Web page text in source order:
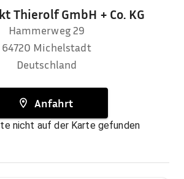
Thierolf GmbH + Co. KG
Hammerweg 29
64720 Michelstadt
Deutschland
Anfahrt
nicht auf der Karte gefunden